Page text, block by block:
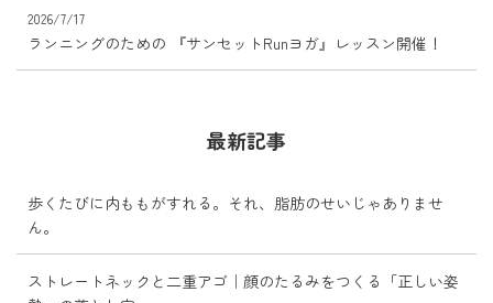
2026/7/17
ランニングのための 『サンセットRunヨガ』レッスン開催！
最新記事
歩くたびに内ももがすれる。それ、脂肪のせいじゃありませ
ん。
ストレートネックと二重アゴ｜顔のたるみをつくる「正しい姿